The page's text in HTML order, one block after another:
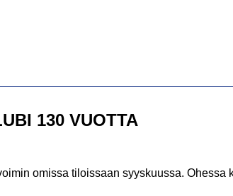
130 VUOTTA
omissa tiloissaan syyskuussa. Ohessa